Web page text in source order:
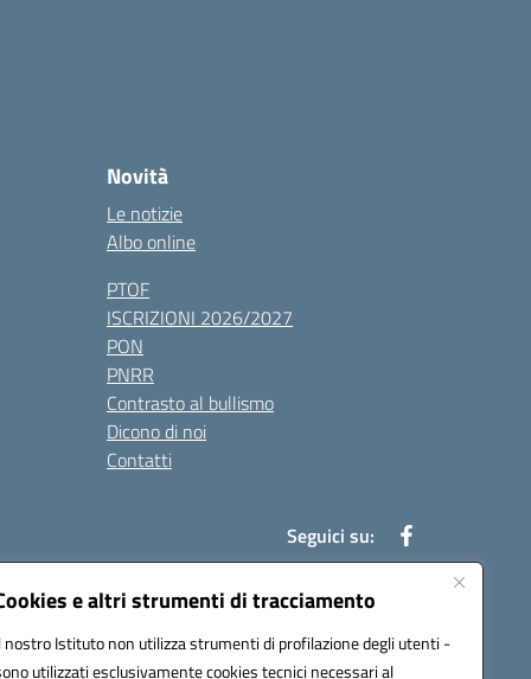
e altri strumenti di tracciamento
nostro Istituto non utilizza strumenti di profilazione degli utenti -
utilizzati esclusivamente cookies tecnici necessari al
Novità
Le notizie
Albo online
PTOF
ISCRIZIONI 2026/2027
PON
PNRR
Contrasto al bullismo
Dicono di noi
Contatti
Seguici su: